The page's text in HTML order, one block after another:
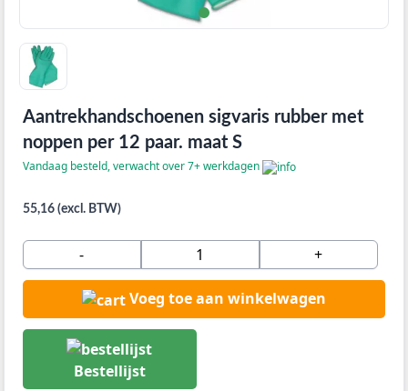
Aantrekhandschoenen sigvaris rubber met
noppen per 12 paar. maat S
Vandaag besteld, verwacht over 7+ werkdagen
55,16 (excl. BTW)
- +
Voeg toe aan winkelwagen
Bestellijst